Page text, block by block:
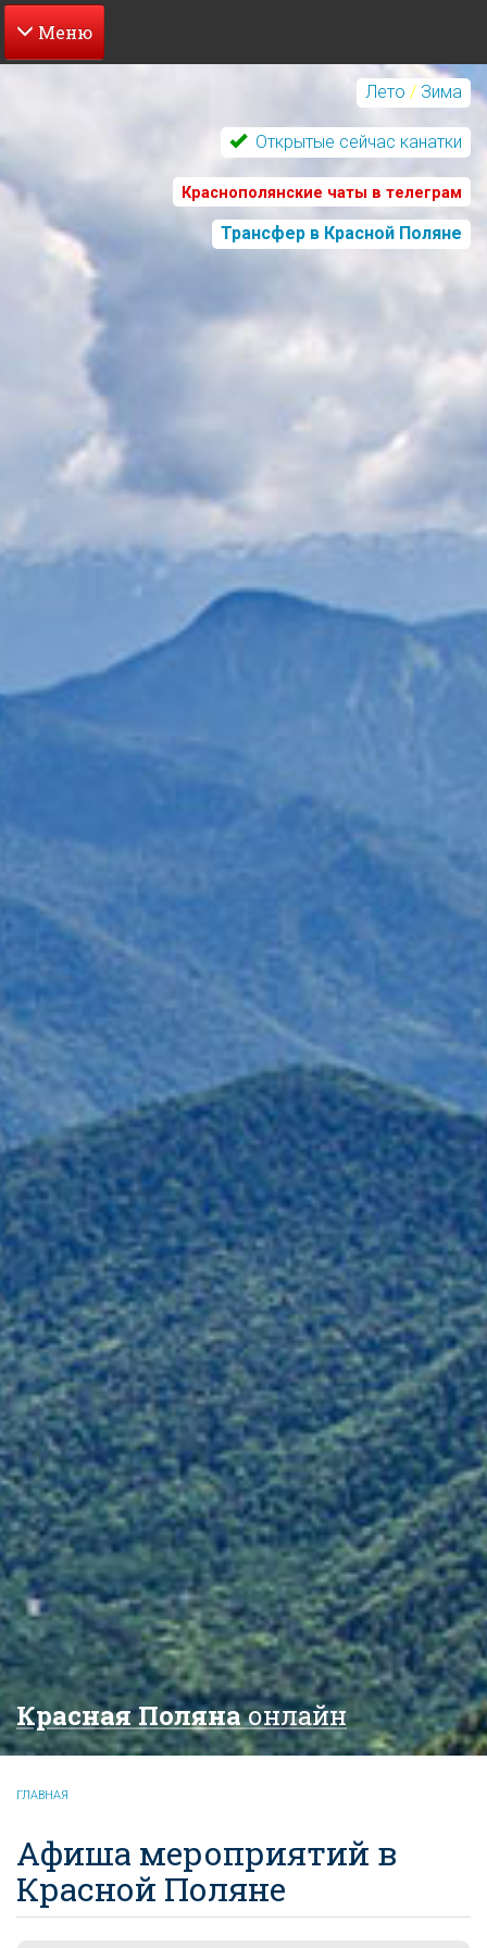
Перейти
содержанию
Лето / Зима
Открытые сейчас канатки
Краснополянские чаты в телеграм
Трансфер в Красной Поляне
Красная Полянаонлайн
ГЛАВНАЯ
Афиша мероприятий в
Красной Поляне